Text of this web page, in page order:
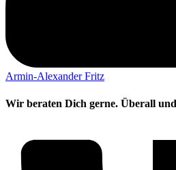
Armin-Alexander Fritz
Wir beraten Dich gerne. Überall